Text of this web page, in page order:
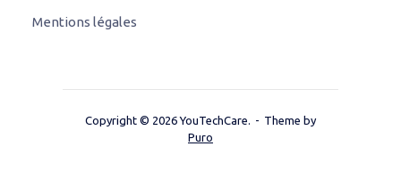
Mentions légales
Copyright © 2026 YouTechCare.
Theme by
Puro